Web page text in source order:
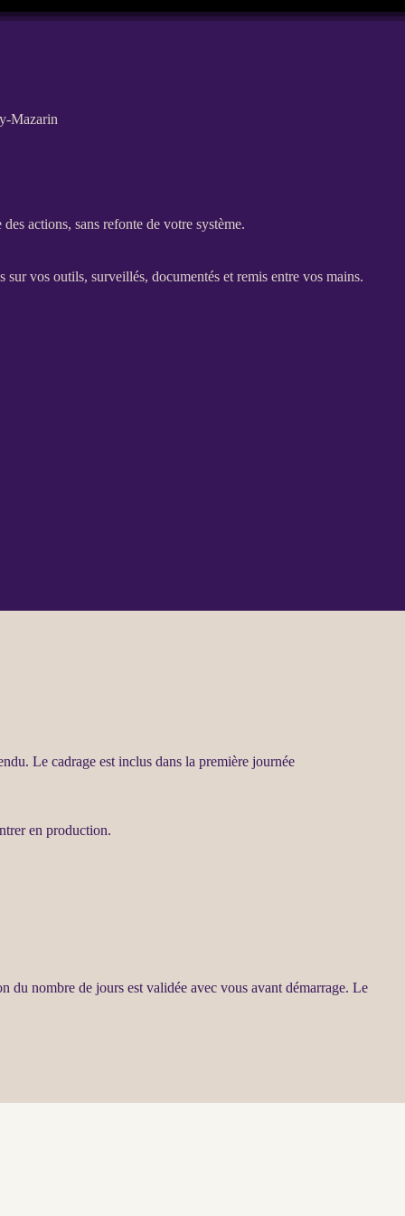
Mazarin
actions, sans refonte de votre système.
sur vos outils, surveillés, documentés et remis entre vos mains.
Le cadrage est inclus dans la première journée
en production.
du nombre de jours est validée avec vous avant démarrage. Le